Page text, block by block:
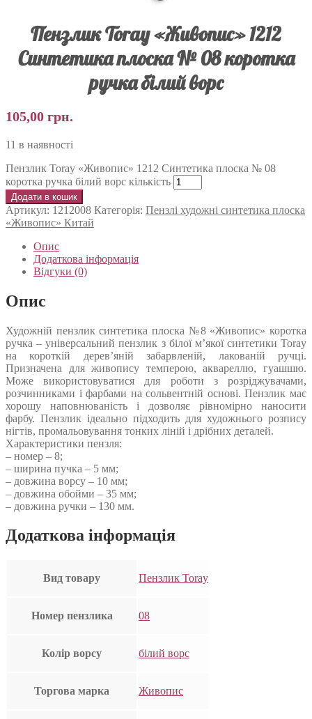
Пензлик Toray «Живопис» 1212
Синтетика плоска № 08 коротка
ручка білий ворс
105,00 грн.
11 в наявності
Пензлик Toray «Живопис» 1212 Синтетика плоска № 08
коротка ручка білий ворс кількість
Додати в кошик
Артикул: 1212008 Категорія: Пензлі художні синтетика плоска
«Живопис» Китай
Опис
Додаткова інформація
Відгуки (0)
Опис
Художній пензлик синтетика плоска №8 «Живопис» коротка
ручка – універсальний пензлик з білої м’якої синтетики Toray
на короткій дерев’яній забарвленій, лакованій ручці.
Призначена для живопису темперою, аквареллю, гуашшю.
Може використовуватися для роботи з розріджувачами,
розчинниками і фарбами на сольвентній основі. Пензлик має
хорошу наповнюваність і дозволяє рівномірно наносити
фарбу. Пензлик ідеально підходить для художнього розпису
нігтів, промальовування тонких ліній і дрібних деталей.
Характеристики пензля:
– номер – 8;
– ширина пучка – 5 мм;
– довжина ворсу – 10 мм;
– довжина обойми – 35 мм;
– довжина ручки – 130 мм.
Додаткова інформація
Вид товару Пензлик Toray
Номер пензлика 08
Колір ворсу білий ворс
Торгова марка Живопис